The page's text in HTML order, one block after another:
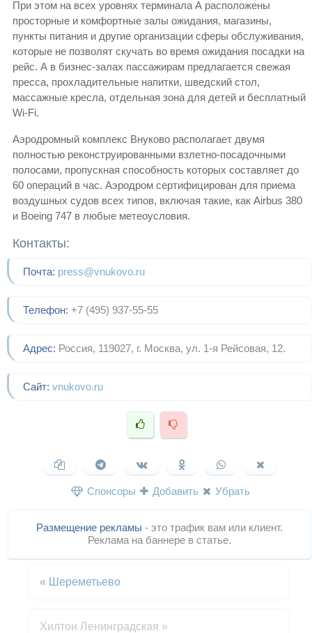
При этом на всех уровнях терминала А расположены
просторные и комфортные залы ожидания, магазины,
пункты питания и другие организации сферы обслуживания,
которые не позволят скучать во время ожидания посадки на
рейс. А в бизнес-залах пассажирам предлагается свежая
пресса, прохладительные напитки, шведский стол,
массажные кресла, отдельная зона для детей и бесплатный
Wi-Fi.
Аэродромный комплекс Внуково располагает двумя
полностью реконструированными взлетно-посадочными
полосами, пропускная способность которых составляет до
60 операций в час. Аэродром сертифицирован для приема
воздушных судов всех типов, включая такие, как Airbus 380
и Boeing 747 в любые метеоусловия.
Контакты:
Почта: press@vnukovo.ru
Телефон: +7 (495) 937-55-55
Адрес: Россия, 119027, г. Москва, ул. 1-я Рейсовая, 12.
Сайт: vnukovo.ru
Спонсоры Добавить Убрать
Размещение рекламы - это трафик вам или клиент.
Реклама на баннере в статье.
« Шереметьево
Хилтон Ленинградская »